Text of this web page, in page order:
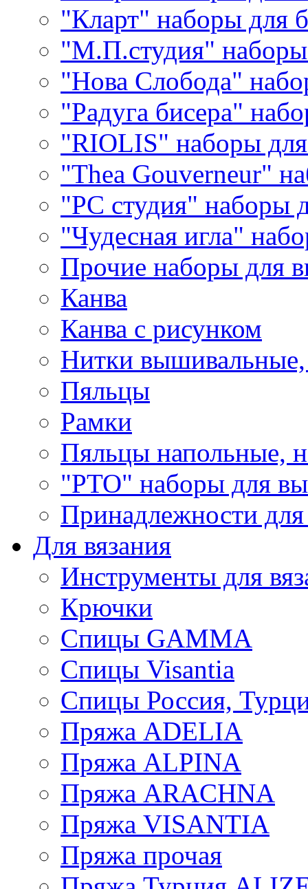
"Кларт" наборы для
"М.П.студия"
"Нова Слобода"
"Радуга бисера"
"RIOLIS" наборы
"Thea Gouverneur"
"РС студия" наборы
"Чудесная игла"
Прочие наборы для
Канва
Канва с рисунком
Нитки
Пяльцы
Рамки
Пяльцы напольные,
"РТО" наборы для
Принадлежности
Для вязания
Инструменты для
Крючки
Спицы GAMMA
Спицы Visantia
Спицы Россия,
Пряжа ADELIA
Пряжа ALPINA
Пряжа ARACHNA
Пряжа VISANTIA
Пряжа прочая